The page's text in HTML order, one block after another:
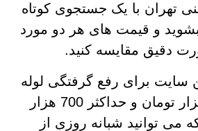
تهران با یک جستجوی کوتاه
و قیمت های هر دو مورد
دقیق مقایسه کنید.
سایت برای رفع گرفتگی لوله
فاضلاب 150 هزار تومان و حداکثر 700 هزار
می توانید شبانه روزی از